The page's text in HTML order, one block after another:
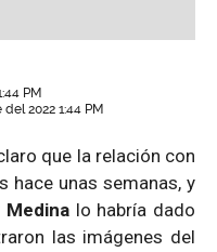
PM
2022 1:44 PM
que la relación con
hace unas semanas, y
Medinalo habría dado
las imágenes del